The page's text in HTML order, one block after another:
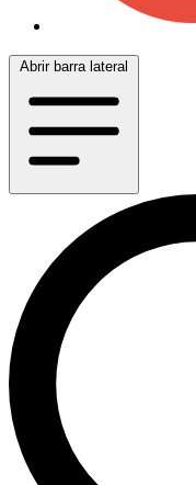
Abrir barra lateral